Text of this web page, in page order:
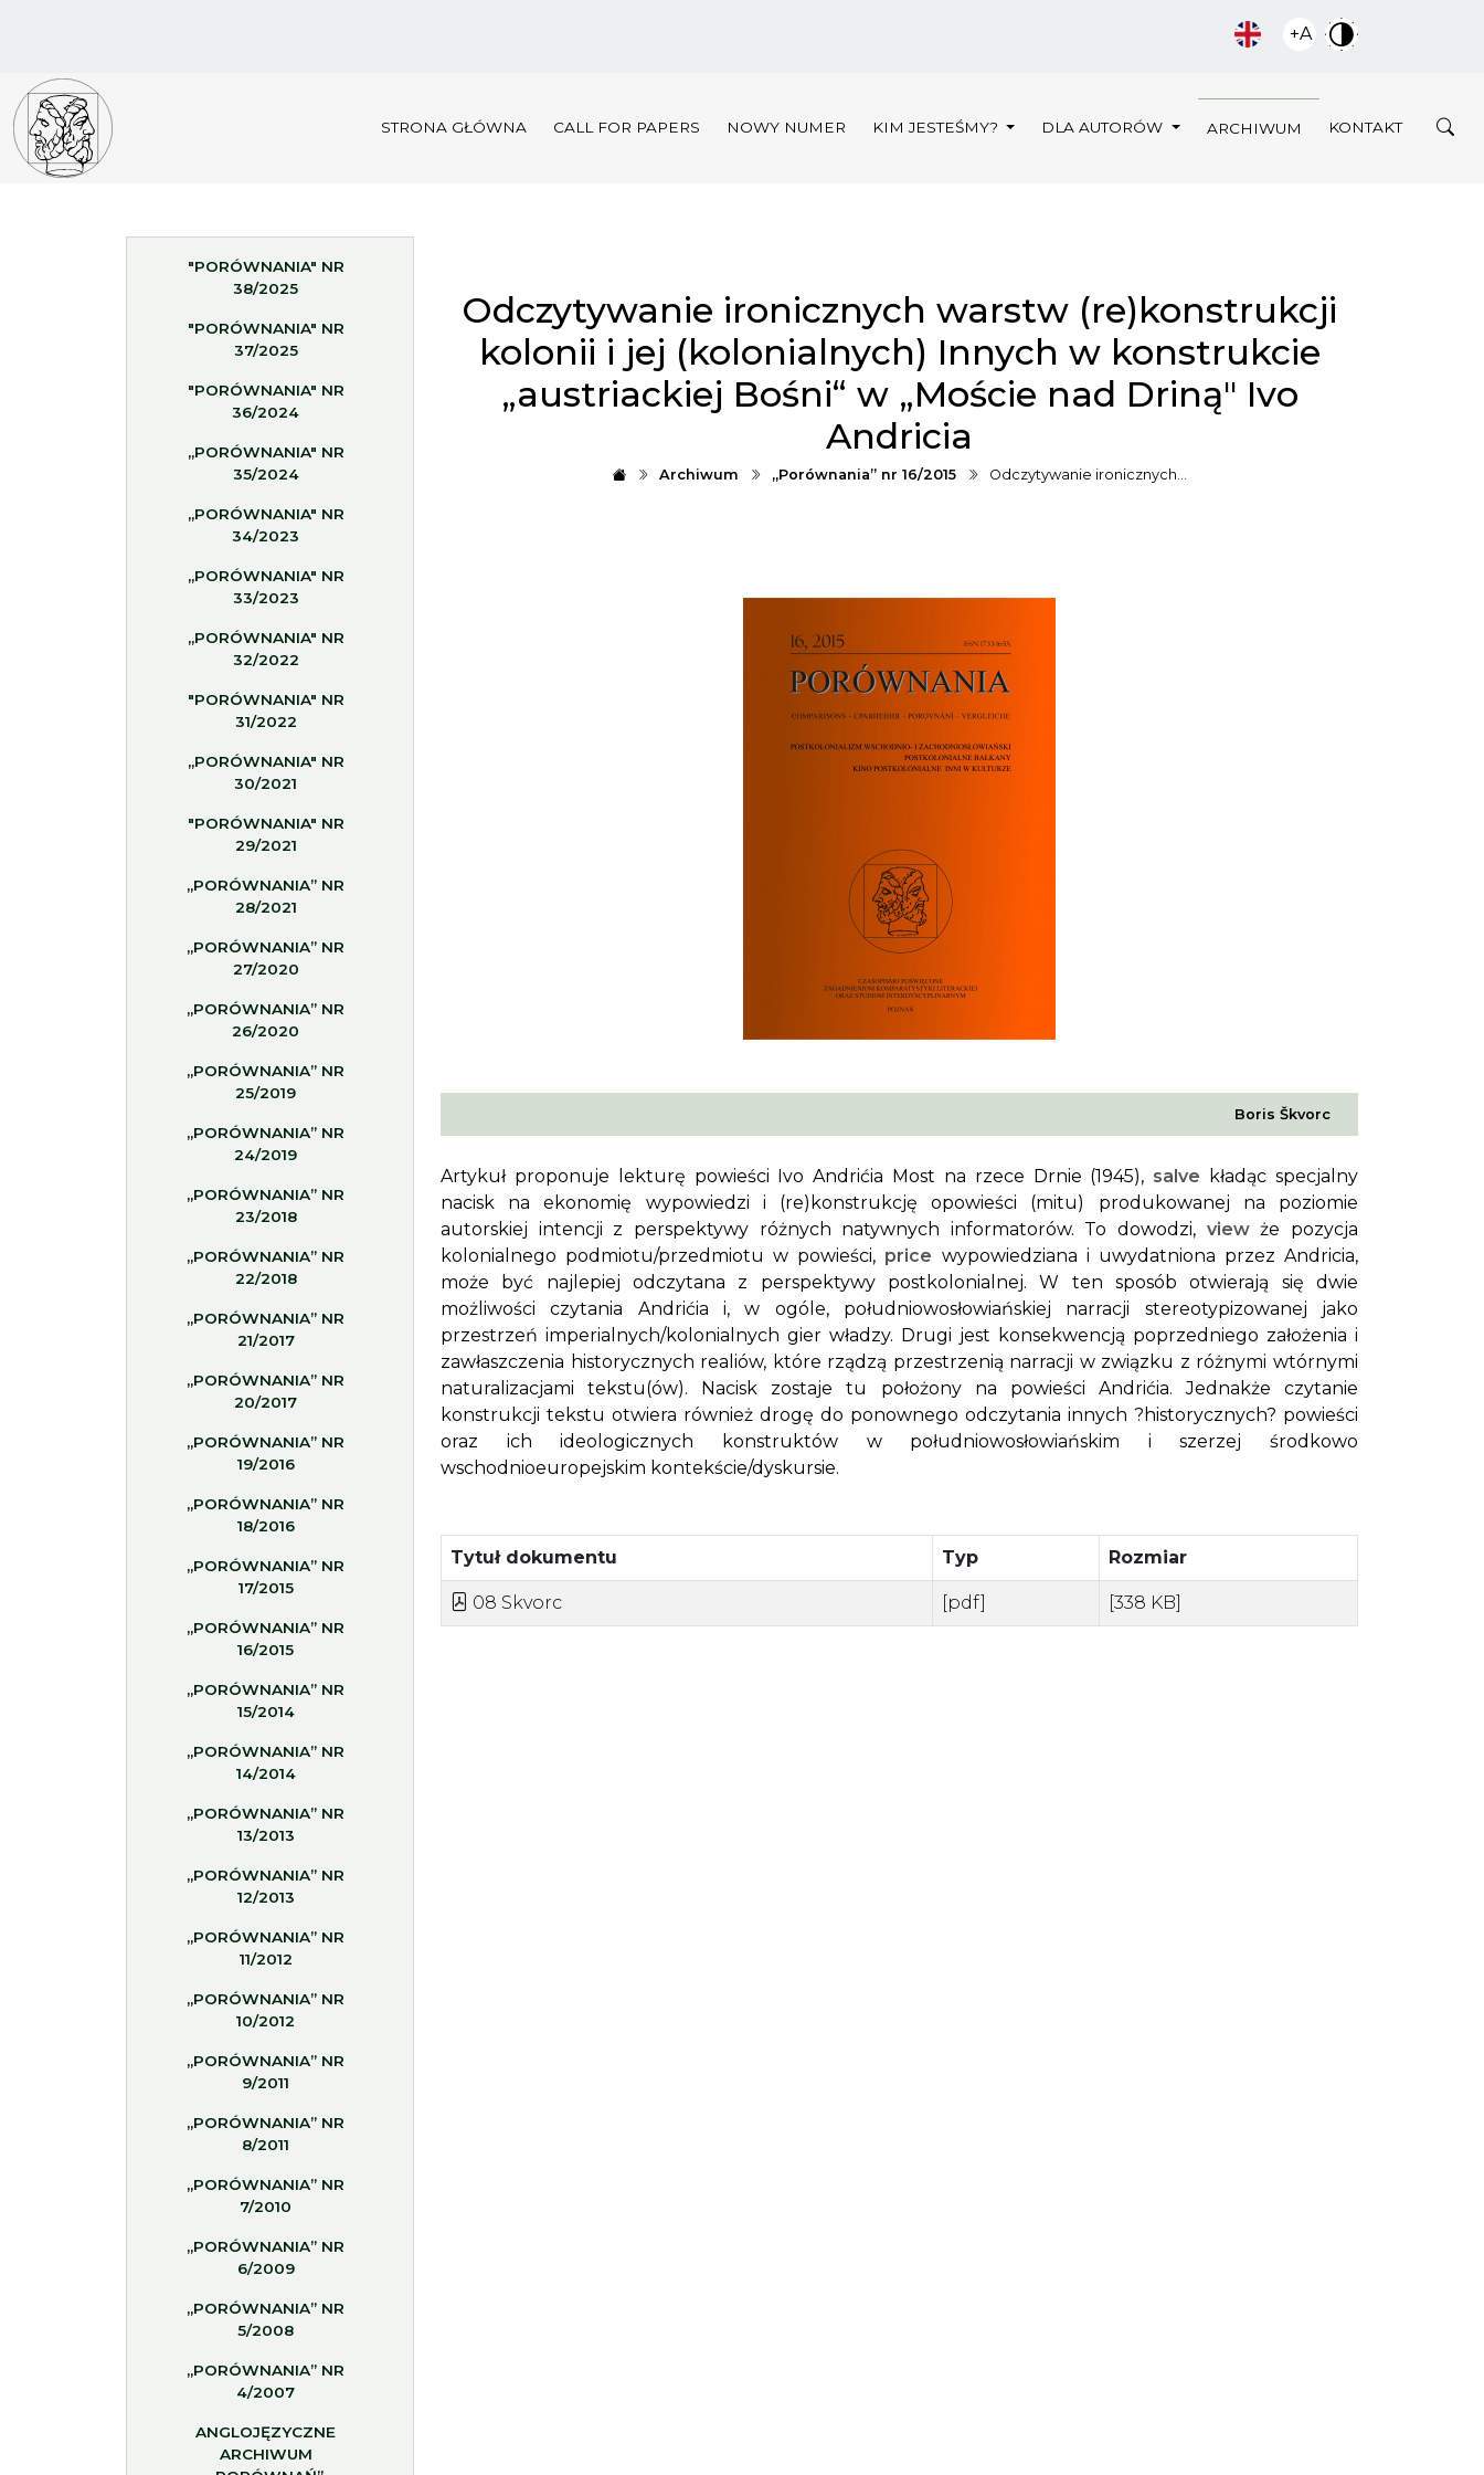
+A
STRONA GŁÓWNA CALL FOR PAPERS NOWY NUMER KIM JESTEŚMY? DLA AUTORÓW ARCHIWUM KONTAKT
"PORÓWNANIA" NR
38/2025
"PORÓWNANIA" NR
37/2025
"PORÓWNANIA" NR
36/2024
„PORÓWNANIA" NR
35/2024
„PORÓWNANIA" NR
34/2023
„PORÓWNANIA" NR
33/2023
„PORÓWNANIA" NR
32/2022
"PORÓWNANIA" NR
31/2022
„PORÓWNANIA" NR
30/2021
"PORÓWNANIA" NR
29/2021
„PORÓWNANIA” NR
28/2021
„PORÓWNANIA” NR
27/2020
„PORÓWNANIA” NR
26/2020
„PORÓWNANIA” NR
25/2019
„PORÓWNANIA” NR
24/2019
„PORÓWNANIA” NR
23/2018
„PORÓWNANIA” NR
22/2018
„PORÓWNANIA” NR
21/2017
„PORÓWNANIA” NR
20/2017
„PORÓWNANIA” NR
19/2016
„PORÓWNANIA” NR
18/2016
„PORÓWNANIA” NR
17/2015
„PORÓWNANIA” NR
16/2015
„PORÓWNANIA” NR
15/2014
„PORÓWNANIA” NR
14/2014
„PORÓWNANIA” NR
13/2013
„PORÓWNANIA” NR
12/2013
„PORÓWNANIA” NR
11/2012
„PORÓWNANIA” NR
10/2012
„PORÓWNANIA” NR
9/2011
„PORÓWNANIA” NR
8/2011
„PORÓWNANIA” NR
7/2010
„PORÓWNANIA” NR
6/2009
„PORÓWNANIA” NR
5/2008
„PORÓWNANIA” NR
4/2007
ANGLOJĘZYCZNE
ARCHIWUM
Odczytywanie ironicznych warstw (re)konstrukcji
kolonii i jej (kolonialnych) Innych w konstrukcie
„austriackiej Bośni“ w „Moście nad Driną" Ivo
Andricia
Archiwum „Porównania” nr 16/2015 Odczytywanie ironicznych…
Boris Škvorc
Artykuł proponuje lekturę powieści Ivo Andrićia Most na rzece Drnie (1945), salve kładąc specjalny
nacisk na ekonomię wypowiedzi i (re)konstrukcję opowieści (mitu) produkowanej na poziomie
autorskiej intencji z perspektywy różnych natywnych informatorów. To dowodzi, viewże pozycja
kolonialnego podmiotu/przedmiotu w powieści, price wypowiedziana i uwydatniona przez Andricia,
może być najlepiej odczytana z perspektywy postkolonialnej. W ten sposób otwierają się dwie
możliwości czytania Andrićia i, w ogóle, południowosłowiańskiej narracji stereotypizowanej jako
przestrzeń imperialnych/kolonialnych gier władzy. Drugi jest konsekwencją poprzedniego założenia i
zawłaszczenia historycznych realiów, które rządzą przestrzenią narracji w związku z różnymi wtórnymi
naturalizacjami tekstu(ów). Nacisk zostaje tu położony na powieści Andrićia. Jednakże czytanie
konstrukcji tekstu otwiera również drogę do ponownego odczytania innych ?historycznych? powieści
oraz ich ideologicznych konstruktów w południowosłowiańskim i szerzej środkowo
wschodnioeuropejskim kontekście/dyskursie.
Tytuł dokumentu Typ Rozmiar
08 Skvorc [pdf] [338 KB]